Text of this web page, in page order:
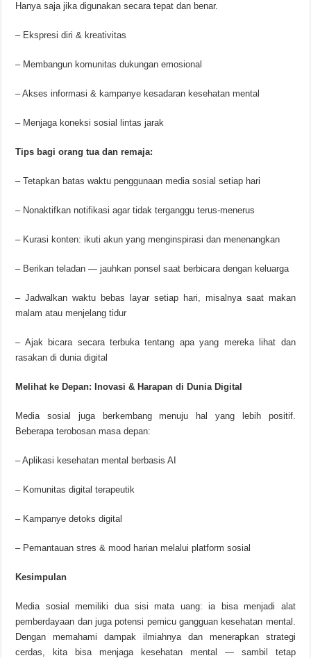
Hanya saja jika digunakan secara tepat dan benar.
– Ekspresi diri & kreativitas
– Membangun komunitas dukungan emosional
– Akses informasi & kampanye kesadaran kesehatan mental
– Menjaga koneksi sosial lintas jarak
Tips bagi orang tua dan remaja:
– Tetapkan batas waktu penggunaan media sosial setiap hari
– Nonaktifkan notifikasi agar tidak terganggu terus-menerus
– Kurasi konten: ikuti akun yang menginspirasi dan menenangkan
– Berikan teladan — jauhkan ponsel saat berbicara dengan keluarga
– Jadwalkan waktu bebas layar setiap hari, misalnya saat makan
malam atau menjelang tidur
– Ajak bicara secara terbuka tentang apa yang mereka lihat dan
rasakan di dunia digital
Melihat ke Depan: Inovasi & Harapan di Dunia Digital
Media sosial juga berkembang menuju hal yang lebih positif.
Beberapa terobosan masa depan:
– Aplikasi kesehatan mental berbasis AI
– Komunitas digital terapeutik
– Kampanye detoks digital
– Pemantauan stres & mood harian melalui platform sosial
Kesimpulan
Media sosial memiliki dua sisi mata uang: ia bisa menjadi alat
pemberdayaan dan juga potensi pemicu gangguan kesehatan mental.
Dengan memahami dampak ilmiahnya dan menerapkan strategi
cerdas, kita bisa menjaga kesehatan mental — sambil tetap